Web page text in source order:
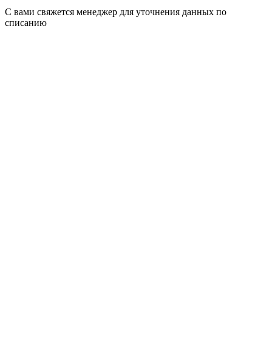
С вами свяжется менеджер для уточнения данных по
списанию